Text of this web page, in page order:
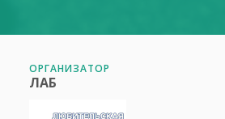
ОРГАНИЗАТОР
ЛАБ